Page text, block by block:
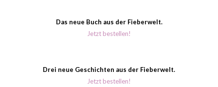
Das neue Buch aus der Fieberwelt.
Jetzt bestellen!
Drei neue Geschichten aus der Fieberwelt.
Jetzt bestellen!